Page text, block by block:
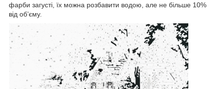
фарби загусті, їх можна розбавити водою, але не більше 10%
від об’єму.